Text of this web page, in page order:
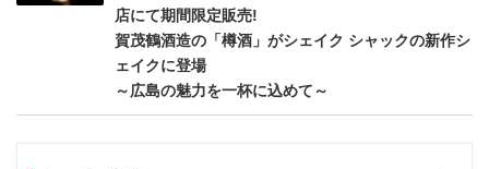
店にて期間限定販売!
賀茂鶴酒造の「樽酒」がシェイク シャックの新作シ
ェイクに登場
～広島の魅力を一杯に込めて～